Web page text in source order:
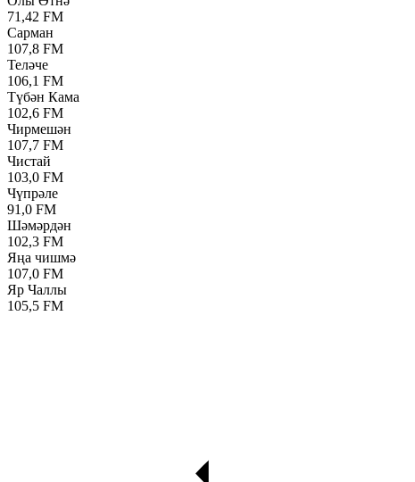
71,42 FM
Сарман
107,8 FM
Теләче
106,1 FM
Түбән Кама
102,6 FM
Чирмешән
107,7 FM
Чистай
103,0 FM
Чүпрәле
91,0 FM
Шәмәрдән
102,3 FM
Яңа чишмә
107,0 FM
Яр Чаллы
105,5 FM